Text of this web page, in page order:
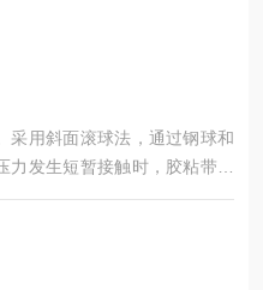
采用斜面滚球法，通过钢球和
发生短暂接触时，胶粘带对
。适用于各种胶粘类制品的初